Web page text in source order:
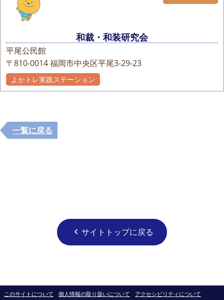
和裁・和装研究会
平尾公民館
〒810-0014福岡市中央区平尾3-29-23
よかトレ実践ステーション
一覧に戻る
chevron_left サイトトップに戻る
このサイトについて 個人情報の取り扱いについて
アクセシビリティについて